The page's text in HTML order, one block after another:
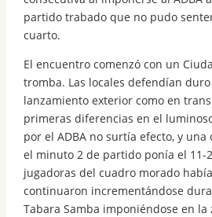
partido trabado que no pudo
cuarto.
El encuentro comenzó con un
tromba. Las locales defendían
lanzamiento exterior como en
primeras diferencias en el
por el ADBA no surtía efecto, y
el minuto 2 de partido ponía el 11-
jugadoras del cuadro morado
continuaron incrementándose
Tabara Samba imponiéndose en la